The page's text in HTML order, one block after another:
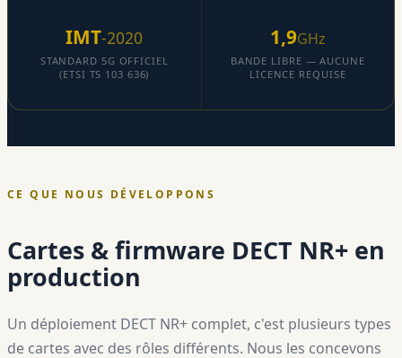
IMT-2020
STANDARD 5G OFFICIEL
(ETSI TS 103 636)
1,9GHz
BANDE LIBRE — AUCUNE
LICENCE REQUISE
CE QUE NOUS DÉVELOPPONS
Cartes & firmware DECT NR+ en
production
Un déploiement DECT NR+ complet, c'est plusieurs types
de cartes avec des rôles différents. Nous les concevons